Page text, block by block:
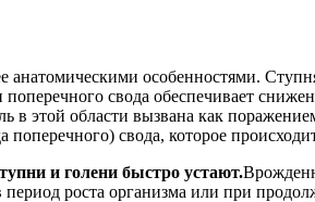
особенностями.
свода обеспечивает
в этой области вызвана как
свода, которое
и голени быстро устают.
роста организма или при